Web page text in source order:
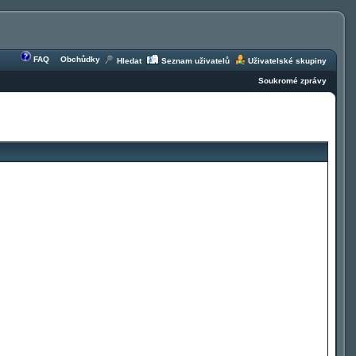
FAQ Obchůdky Hledat Seznam uživatelů Uživatelské skupiny
Soukromé zprávy